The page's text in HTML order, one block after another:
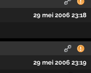
29 mei 2006 23:18
29 mei 2006 23:19